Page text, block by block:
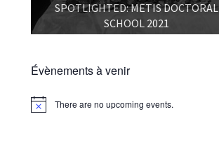
SPOTLIGHTED: METIS DOCTORAL
SCHOOL 2021
Évènements à venir
Notice There are no upcoming events.